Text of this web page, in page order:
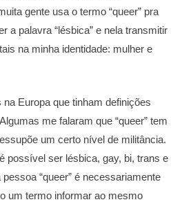
gente usa o termo “queer” pra
a palavra “lésbica” e nela transmitir
na minha identidade: mulher e
Europa que tinham definições
me falaram que “queer” tem
um certo nível de militância.
possível ser lésbica, gay, bi, trans e
“queer” é necessariamente
um termo informar ao mesmo